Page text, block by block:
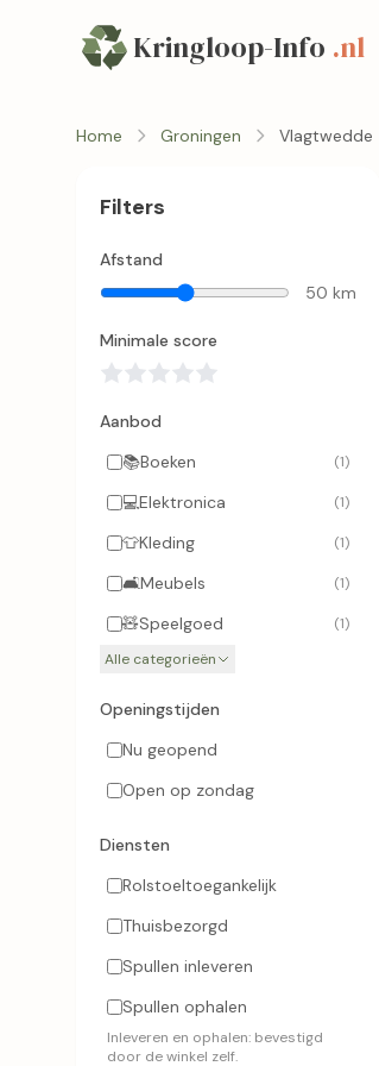
Kringloop-Info .nl
Home Groningen Vlagtwedde
Filters
Afstand
50 km
Minimale score
Aanbod
📚Boeken (1)
💻Elektronica (1)
👕Kleding (1)
🛋️Meubels (1)
🧸Speelgoed
(1)
Alle categorieën
Openingstijden
Nu geopend
Open op zondag
Diensten
Rolstoeltoegankelijk
Thuisbezorgd
Spullen inleveren
Spullen ophalen
Inleveren en ophalen: bevestigd
door de winkel zelf.